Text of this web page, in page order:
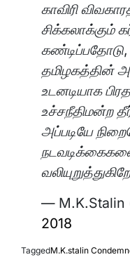
காவிரி
சிக்கலாக்கும்
கண்டிப்பதோடு,
தமிழகத்தின்
உடனடியாக
உச்சநீதிமன்ற
அப்படியே
— M.K.Stalin
2018
TaggedM.K.stalin